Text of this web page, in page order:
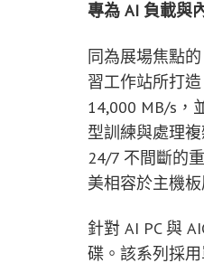
專為 AI 負載與
同為展場焦點
習工作站所打
14,000 MB/s，
型訓練與處理
24/7 不間斷的
美相容於主機
針對 AI PC 與
碟。該系列採